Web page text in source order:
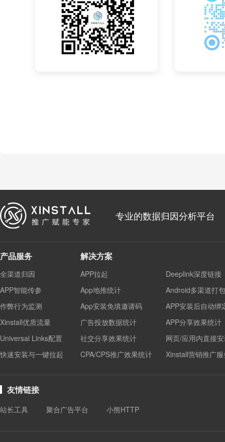
专业的数据归因分析平台
产品服务
全渠道归因
APP智能传参
作弊行为监测
Xinstall优质流量
Universal Links配置
快速安装与一键拉起
解决方案
APP拉起
Deeplink深度链接
App地推统计
Android多渠道打包
App安装免填邀请码
APP安装后自动绑
广告投放数据统计
APP分享效果统计
社交分享效果统计
网页/应用内直接
CPA/CPS推广效果统计
Xinstall营销推广
友情链接
站长工具 聚合广告平台 小熊HTTP